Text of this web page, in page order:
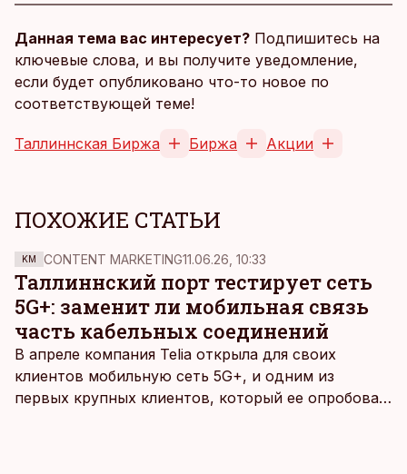
Данная тема вас интересует? Подпишитесь на
ключевые слова, и вы получите уведомление,
если будет опубликовано что-то новое по
соответствующей теме!
Таллиннская Биржа Биржа Акции
ПОХОЖИЕ СТАТЬИ
KM CONTENT MARKETING11.06.26, 10:33
Таллиннский порт тестирует сеть
5G+: заменит ли мобильная связь
часть кабельных соединений
В апреле компания Telia открыла для своих
клиентов мобильную сеть 5G+, и одним из
первых крупных клиентов, который ее опробовал,